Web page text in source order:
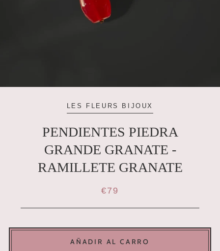
LES FLEURS BIJOUX
PENDIENTES PIEDRA
GRANDE GRANATE -
RAMILLETE GRANATE
€79
AÑADIR AL CARRO